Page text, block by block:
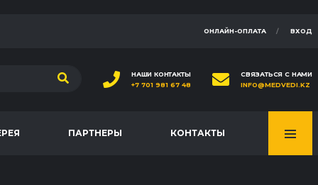
ОНЛАЙН-ОПЛАТА ВХОД
НАШИ КОНТАКТЫ
+7 701 981 67 48
СВЯЗАТЬСЯ С НАМИ
INFO@MEDVEDI.KZ
ПАРТНЕРЫ КОНТАКТЫ